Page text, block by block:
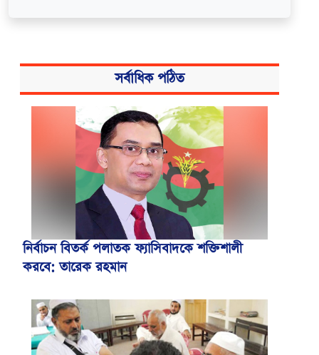
সর্বাধিক পঠিত
নির্বাচন বিতর্ক পলাতক ফ্যাসিবাদকে শক্তিশালী
করবে: তারেক রহমান